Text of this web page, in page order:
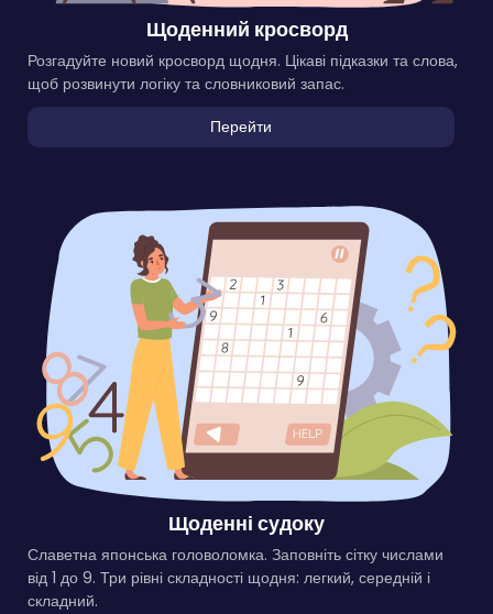
Щоденний кросворд
Розгадуйте новий кросворд щодня. Цікаві підказки та слова,
щоб розвинути логіку та словниковий запас.
Перейти
Щоденні судоку
Славетна японська головоломка. Заповніть сітку числами
від 1 до 9. Три рівні складності щодня: легкий, середній і
складний.